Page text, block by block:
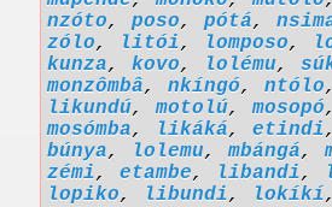
nzóto, poso, pótá,
zólo, litói, lomposo,
kunza, kovo, lolému,
monzômbâ, nkíngó, ntólo
likundú,motolú,mosopó
mosómba, likáká, etindi
búnya, lolemu,mbángá,
zémi, etambe, libandi,
lopiko, libundi, lokíkí